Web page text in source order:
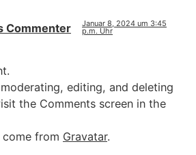
Commenter
Januar 8, 2024 um 3:45
p.m. Uhr
editing, and deleting
the Comments screen in the
come from Gravatar.